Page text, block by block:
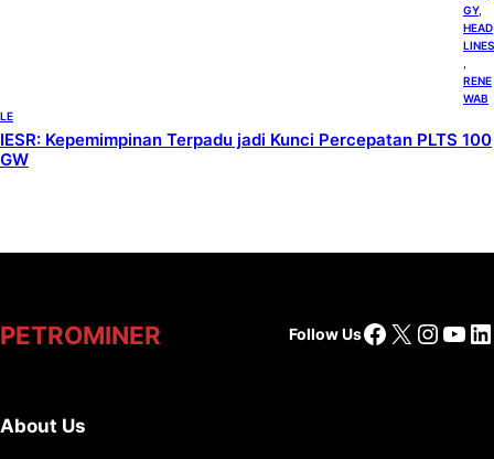
GY
HEAD
LINES
RENE
WAB
LE
IESR: Kepemimpinan Terpadu jadi Kunci Percepatan PLTS 100
GW
PETROMINER Follow UsFacebook
X
About Us